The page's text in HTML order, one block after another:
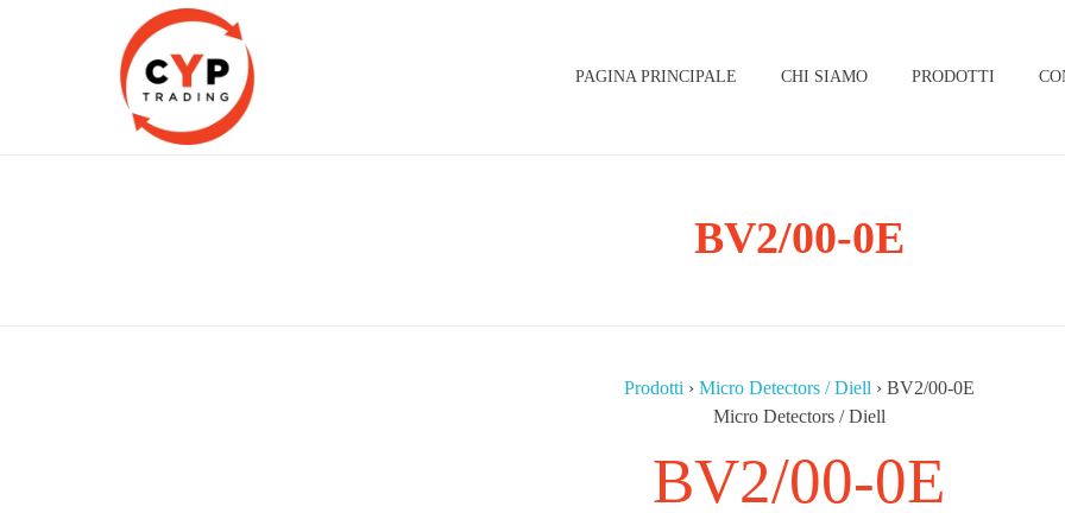
PAGINA PRINCIPALE CHI SIAMO PRODOTTI
BV2/00-0E
Prodotti › Micro Detectors / Diell › BV2/00-0E
Micro Detectors / Diell
BV2/00-0E